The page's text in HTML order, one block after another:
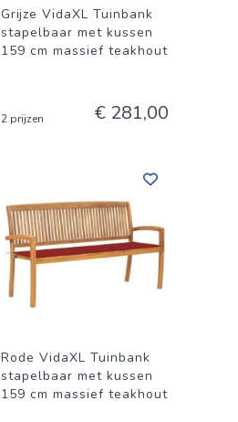
Grijze VidaXL Tuinbank
stapelbaar met kussen
159 cm massief teakhout
2 prijzen € 281,00
Rode VidaXL Tuinbank
stapelbaar met kussen
159 cm massief teakhout